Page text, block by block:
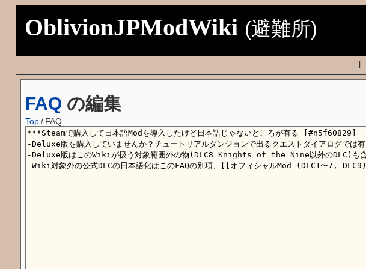
OblivionJPModWiki (避難所)
[
FAQ の編集
Top/ FAQ